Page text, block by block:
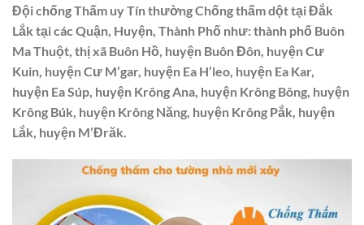
Đội chống Thấm uy Tín thường Chống thấm dột tại Đắk
Lắk tại các Quận, Huyện, Thành Phố như: thành phố Buôn
Ma Thuột, thị xã Buôn Hồ, huyện Buôn Đôn, huyện Cư
Kuin, huyện Cư M’gar, huyện Ea H’leo, huyện Ea Kar,
huyện Ea Súp, huyện Krông Ana, huyện Krông Bông, huyện
Krông Búk, huyện Krông Năng, huyện Krông Pắk, huyện
Lắk, huyện M’Đrăk.